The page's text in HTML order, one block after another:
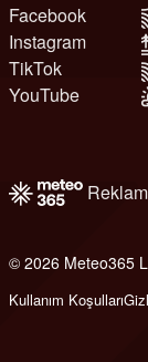
Facebook
Instagram
TikTok
YouTube
Reklam
© 2026 Meteo365
Kullanım Koşulları